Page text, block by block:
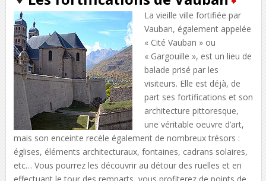
La vieille ville fortifiée par
Vauban, également appelée
« Cité Vauban » ou
« Gargouille », est un lieu de
balade prisé par les
visiteurs. Elle est déjà, de
part ses fortifications et son
architecture pittoresque,
une véritable oeuvre d’art,
mais son enceinte recèle également de nombreux trésors :
églises, éléments architecturaux, fontaines, cadrans solaires,
etc… Vous pourrez les découvrir au détour des ruelles et en